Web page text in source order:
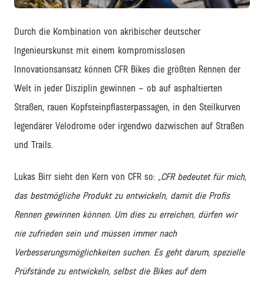
Durch die Kombination von akribischer deutscher
Ingenieurskunst mit einem kompromisslosen
Innovationsansatz können CFR Bikes die größten Rennen der
Welt in jeder Disziplin gewinnen – ob auf asphaltierten
Straßen, rauen Kopfsteinpflasterpassagen, in den Steilkurven
legendärer Velodrome oder irgendwo dazwischen auf Straßen
und Trails.
Lukas Birr sieht den Kern von CFR so: „CFR bedeutet für mich,
das bestmögliche Produkt zu entwickeln, damit die Profis
Rennen gewinnen können. Um dies zu erreichen, dürfen wir
nie zufrieden sein und müssen immer nach
Verbesserungsmöglichkeiten suchen. Es geht darum, spezielle
Prüfstände zu entwickeln, selbst die Bikes auf dem